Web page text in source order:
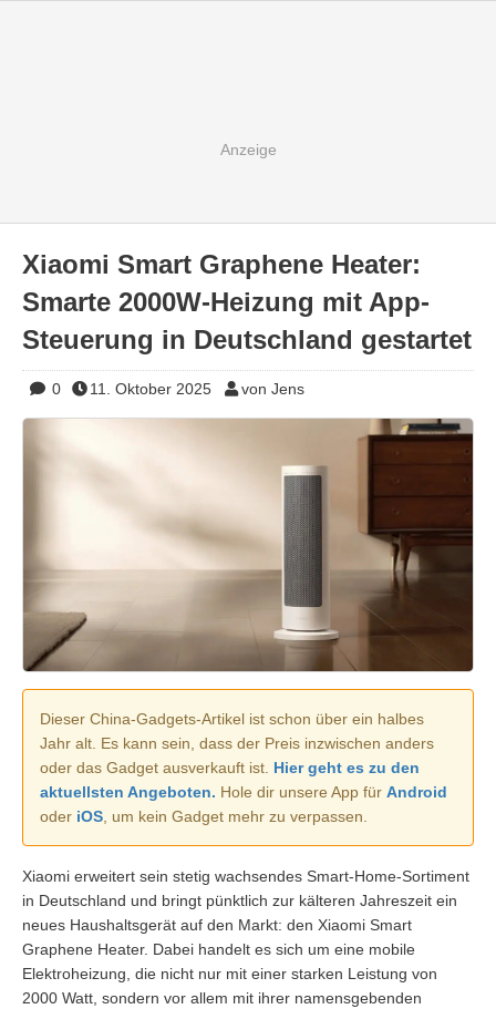
Xiaomi Smart Graphene Heater:
Smarte 2000W-Heizung mit App-
Steuerung in Deutschland gestartet
0 11. Oktober 2025 von Jens
Dieser China-Gadgets-Artikel ist schon über ein halbes
Jahr alt. Es kann sein, dass der Preis inzwischen anders
oder das Gadget ausverkauft ist. Hier geht es zu den
aktuellsten Angeboten. Hole dir unsere App für Android
oder iOS, um kein Gadget mehr zu verpassen.
Xiaomi erweitert sein stetig wachsendes Smart-Home-Sortiment
in Deutschland und bringt pünktlich zur kälteren Jahreszeit ein
neues Haushaltsgerät auf den Markt: den Xiaomi Smart
Graphene Heater. Dabei handelt es sich um eine mobile
Elektroheizung, die nicht nur mit einer starken Leistung von
2000 Watt, sondern vor allem mit ihrer namensgebenden